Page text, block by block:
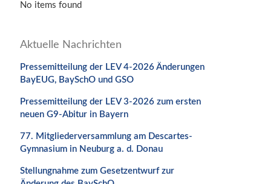
No items found
Aktuelle Nachrichten
Pressemitteilung der LEV 4-2026 Änderungen
BayEUG, BaySchO und GSO
Pressemitteilung der LEV 3-2026 zum ersten
neuen G9-Abitur in Bayern
77. Mitgliederversammlung am Descartes-
Gymnasium in Neuburg a. d. Donau
Stellungnahme zum Gesetzentwurf zur